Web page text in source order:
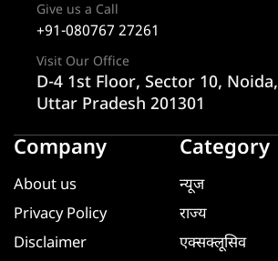
Give us a Call
+91-080767 27261
Visit Our Office
D-4 1st Floor, Sector 10, Noida,
Uttar Pradesh 201301
Company
About us
Privacy Policy
Disclaimer
Category
न्यूज
राज्य
एक्सक्लूसिव